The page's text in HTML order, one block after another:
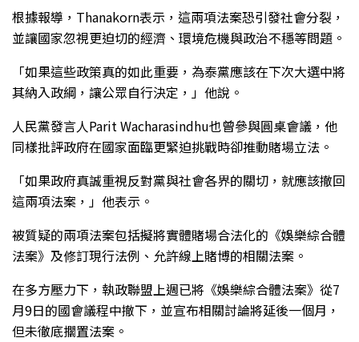
根據報導，Thanakorn表示，這兩項法案恐引發社會分裂，
並讓國家忽視更迫切的經濟、環境危機與政治不穩等問題。
「如果這些政策真的如此重要，為泰黨應該在下次大選中將
其納入政綱，讓公眾自行決定，」他說。
人民黨發言人Parit Wacharasindhu也曾參與圓桌會議，他
同樣批評政府在國家面臨更緊迫挑戰時卻推動賭場立法。
「如果政府真誠重視反對黨與社會各界的關切，就應該撤回
這兩項法案，」他表示。
被質疑的兩項法案包括擬將實體賭場合法化的《娛樂綜合體
法案》及修訂現行法例、允許線上賭博的相關法案。
在多方壓力下，執政聯盟上週已將《娛樂綜合體法案》從7
月9日的國會議程中撤下，並宣布相關討論將延後一個月，
但未徹底擱置法案。